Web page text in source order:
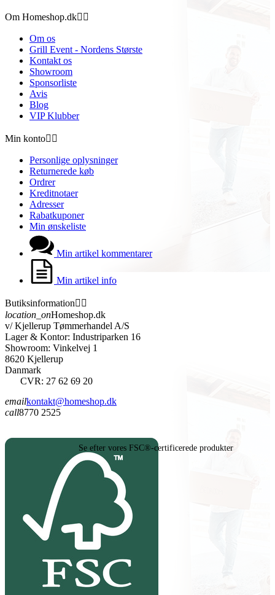
Om Homeshop.dk 
Om os
Grill Event - Nordens Største
Kontakt os
Showroom
Sponsorliste
Avis
Blog
VIP Klubber
Min konto 
Personlige oplysninger
Returnerede køb
Ordrer
Kreditnotaer
Adresser
Rabatkuponer
Min ønskeliste
Min artikel kommentarer
Min artikel info
Butiksinformation 
location_onHomeshop.dk
v/ Kjellerup Tømmerhandel A/S
Lager & Kontor: Industriparken 16
Showroom: Vinkelvej 1
8620 Kjellerup
Danmark
CVR: 27 62 69 20
emailkontakt@homeshop.dk
call8770 2525
Se efter vores FSC®-certificerede produkter